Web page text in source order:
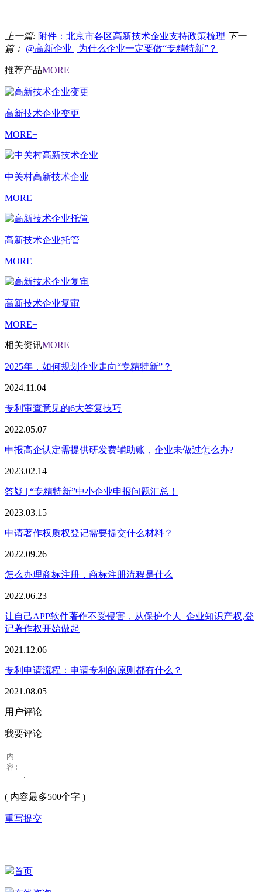
上一篇: 附件：北京市各区高新技术企业支持政策梳理 下一
篇： @高新企业 | 为什么企业一定要做“专精特新”？
推荐产品MORE
高新技术企业变更
MORE+
中关村高新技术企业
MORE+
高新技术企业托管
MORE+
高新技术企业复审
MORE+
相关资讯MORE
2025年，如何规划企业走向“专精特新”？
2024.11.04
专利审查意见的6大答复技巧
2022.05.07
申报高企认定需提供研发费辅助账，企业未做过怎么办?
2023.02.14
答疑 | “专精特新”中小企业申报问题汇总！
2023.03.15
申请著作权质权登记需要提交什么材料？
2022.09.26
怎么办理商标注册，商标注册流程是什么
2022.06.23
让自己APP软件著作不受侵害，从保护个人_企业知识产权,登
记著作权开始做起
2021.12.06
专利申请流程：申请专利的原则都有什么？
2021.08.05
用户评论
我要评论
( 内容最多500个字 )
重写提交
首页